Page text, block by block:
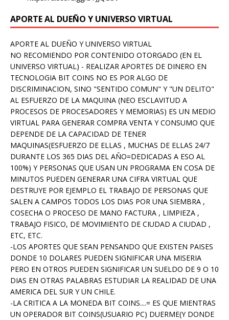
APORTE AL DUEÑO Y UNIVERSO VIRTUAL
APORTE AL DUEÑO Y UNIVERSO VIRTUAL
NO RECOMIENDO POR CONTENIDO OTORGADO (EN EL
UNIVERSO VIRTUAL) - REALIZAR APORTES DE DINERO EN
TECNOLOGIA BIT COINS NO ES POR ALGO DE
DISCRIMINACION, SINO "SENTIDO COMUN" Y "UN DELITO"
AL ESFUERZO DE LA MAQUINA (NEO ESCLAVITUD A
PROCESOS DE PROCESADORES Y MEMORIAS) ES UN MEDIO
VIRTUAL PARA GENERAR COMPRA VENTA Y CONSUMO QUE
DEPENDE DE LA CAPACIDAD DE TENER
MAQUINAS(ESFUERZO DE ELLAS , MUCHAS DE ELLAS 24/7
DURANTE LOS 365 DIAS DEL AÑO=DEDICADAS A ESO AL
100%) Y PERSONAS QUE USAN UN PROGRAMA EN COSA DE
MINUTOS PUEDEN GENERAR UNA CIFRA VIRTUAL QUE
DESTRUYE POR EJEMPLO EL TRABAJO DE PERSONAS QUE
SALEN A CAMPOS TODOS LOS DIAS POR UNA SIEMBRA ,
COSECHA O PROCESO DE MANO FACTURA , LIMPIEZA ,
TRABAJO FISICO, DE MOVIMIENTO DE CIUDAD A CIUDAD ,
ETC, ETC.
-LOS APORTES QUE SEAN PENSANDO QUE EXISTEN PAISES
DONDE 10 DOLARES PUEDEN SIGNIFICAR UNA MISERIA
PERO EN OTROS PUEDEN SIGNIFICAR UN SUELDO DE 9 O 10
DIAS EN OTRAS PALABRAS ESTUDIAR LA REALIDAD DE UNA
AMERICA DEL SUR Y UN CHILE.
-LA CRITICA A LA MONEDA BIT COINS....= ES QUE MIENTRAS
UN OPERADOR BIT COINS(USUARIO PC) DUERME(Y DONDE